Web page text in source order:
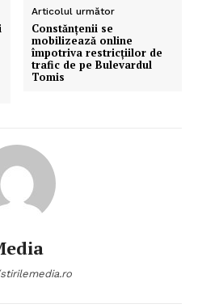
Articolul următor
Constănțenii se
mobilizează online
împotriva restricțiilor de
trafic de pe Bulevardul
Tomis